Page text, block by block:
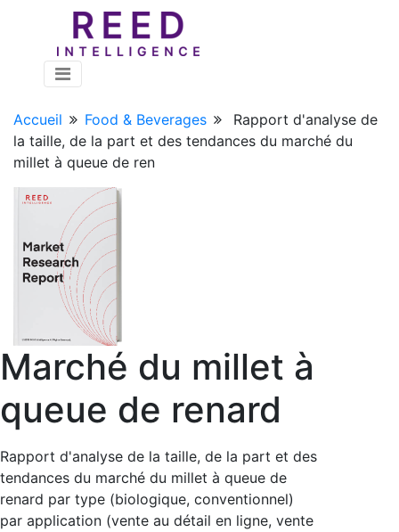
Accueil Food & Beverages
Rapport d'analyse de
la taille, de la part et des tendances du marché du
millet à queue de ren
Marché du millet à
queue de renard
Rapport d'analyse de la taille, de la part et des
tendances du marché du millet à queue de
renard par type (biologique, conventionnel)
par application (vente au détail en ligne, vente